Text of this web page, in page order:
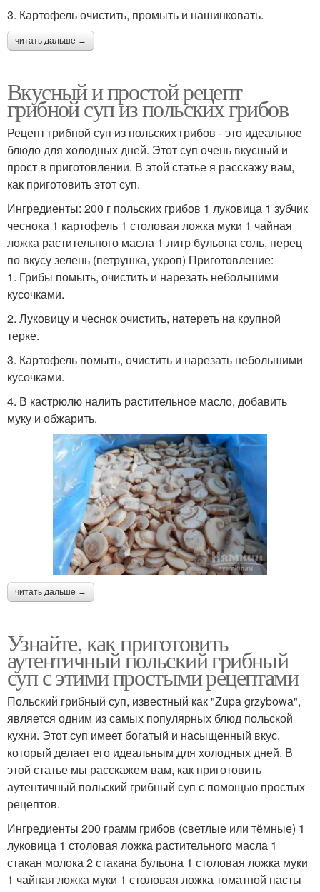
3. Картофель очистить, промыть и нашинковать.
читать дальше →
Вкусный и простой рецепт
грибной суп из польских грибов
Рецепт грибной суп из польских грибов - это идеальное
блюдо для холодных дней. Этот суп очень вкусный и
прост в приготовлении. В этой статье я расскажу вам,
как приготовить этот суп.
Ингредиенты: 200 г польских грибов 1 луковица 1 зубчик
чеснока 1 картофель 1 столовая ложка муки 1 чайная
ложка растительного масла 1 литр бульона соль, перец
по вкусу зелень (петрушка, укроп) Приготовление:
1. Грибы помыть, очистить и нарезать небольшими
кусочками.
2. Луковицу и чеснок очистить, натереть на крупной
терке.
3. Картофель помыть, очистить и нарезать небольшими
кусочками.
4. В кастрюлю налить растительное масло, добавить
муку и обжарить.
читать дальше →
Узнайте, как приготовить
аутентичный польский грибный
суп с этими простыми рецептами
Польский грибный суп, известный как "Zupa grzybowa",
является одним из самых популярных блюд польской
кухни. Этот суп имеет богатый и насыщенный вкус,
который делает его идеальным для холодных дней. В
этой статье мы расскажем вам, как приготовить
аутентичный польский грибный суп с помощью простых
рецептов.
Ингредиенты 200 грамм грибов (светлые или тёмные) 1
луковица 1 столовая ложка растительного масла 1
стакан молока 2 стакана бульона 1 столовая ложка муки
1 чайная ложка муки 1 столовая ложка томатной пасты